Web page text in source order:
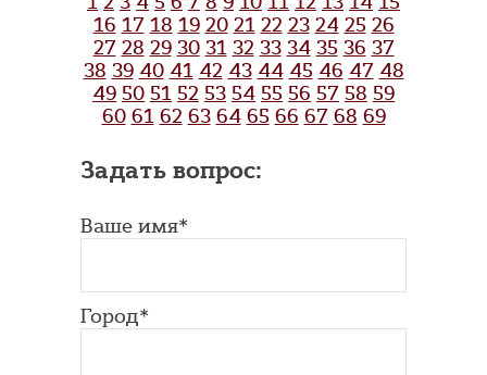
16 17 18 19 20 21 22 23 24 25 26
27 28 29 30 31 32 33 34 35 36 37
38 39 40 41 42 43 44 45 46 47 48
49 50 51 52 53 54 55 56 57 58 59
60 61 62 63 64 65 66 67 68 69
Задать вопрос:
Ваше имя*
Город*